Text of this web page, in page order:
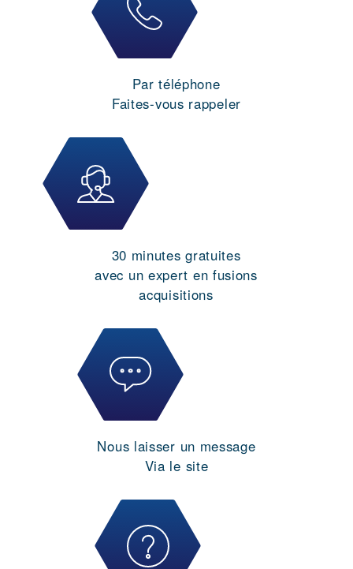
Par téléphone
Faites-vous rappeler
30 minutes gratuites
avec un expert en fusions
acquisitions
Nous laisser un message
Via le site